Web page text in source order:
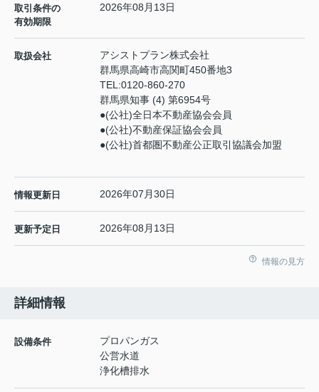
取引条件の
有効期限
2026年08月13日
取扱会社
アシストプラン株式会社
群馬県高崎市高関町450番地3
TEL:0120-860-270
群馬県知事 (4) 第6954号
●(公社)全日本不動産協会会員
●(公社)不動産保証協会会員
●(公社)首都圏不動産公正取引協議会加盟
情報更新日 2026年07月30日
更新予定日 2026年08月13日
情報の見方
詳細情報
設備条件
プロパンガス
公営水道
浄化槽排水